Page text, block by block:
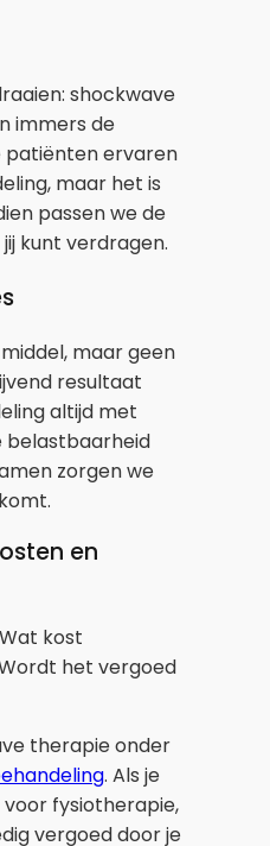
shockwave
immers de
patiënten ervaren
maar het is
passen we de
kunt verdragen.
maar geen
resultaat
altijd met
belastbaarheid
zorgen we
en
kost
het vergoed
therapie onder
. Als je
fysiotherapie,
vergoed door je